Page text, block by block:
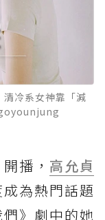
清冷系女神靠「減
播， 高允貞
為熱門話題
》劇中的她